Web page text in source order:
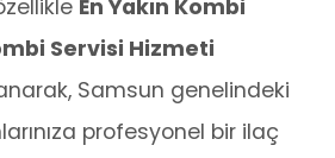
En Yakın Kombi
Servisi Hizmeti
Samsun genelindeki
profesyonel bir ilaç